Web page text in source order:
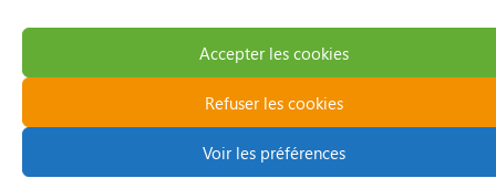
Accepter les cookies
Refuser les cookies
Voir les préférences